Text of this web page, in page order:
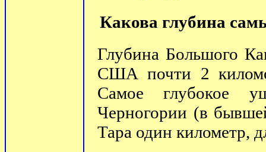
Какова глубина
Глубина Большого
США почти 2
Самое глубокое
Черногории (в
Тара один километр,